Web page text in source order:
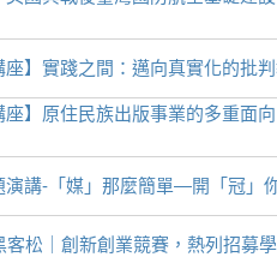
座】實踐之間：邁向真實化的批
座】原住民族出版事業的多重面
演講-「媒」那麼簡單—開「冠」
客松｜創新創業競賽，熱列招募